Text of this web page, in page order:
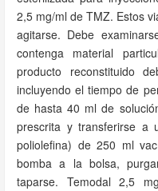
2,5 mg/ml de TMZ. Estos
agitarse. Debe
contenga material
producto reconstituido
incluyendo el tiempo de
de hasta 40 ml de
prescrita y transferirse a
poliolefina) de 250 ml
bomba a la bolsa,
taparse. Temodal 2,5